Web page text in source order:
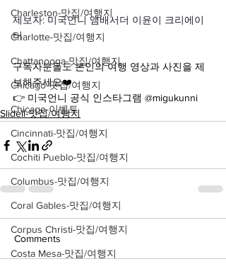
Charleston-맛집/여행지
Charlotte-맛집/여행지
Chattanooga-맛집/여행지
Chicago-맛집/여행지
Chicago-이벤트
Cincinnati-맛집/여행지
Cochiti Pueblo-맛집/여행지
Columbus-맛집/여행지
Coral Gables-맛집/여행지
Corpus Christi-맛집/여행지
Costa Mesa-맛집/여행지
제보자: 미국언니 앰배서더 이윤이 크리에이
터
구독자분들도 본인의 여행 영상과 사진을 제
보해주세요❤️
👉 미국언니 공식 인스타그램 @migukunni
Slidell-맛집/여행지
Comments